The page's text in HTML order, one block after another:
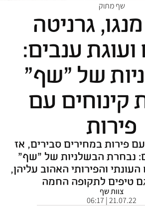
שף מתוק
גרניטה
ענבים:
של "שף"
קינוחים עם
פירות
פירות במחירים סבירים, אז
נבחרת הבשלניות של "שף"
והפירותי האהוב עליהן,
טיפים לתקופה החמה
צוות שף
21.07.22 | 06:17